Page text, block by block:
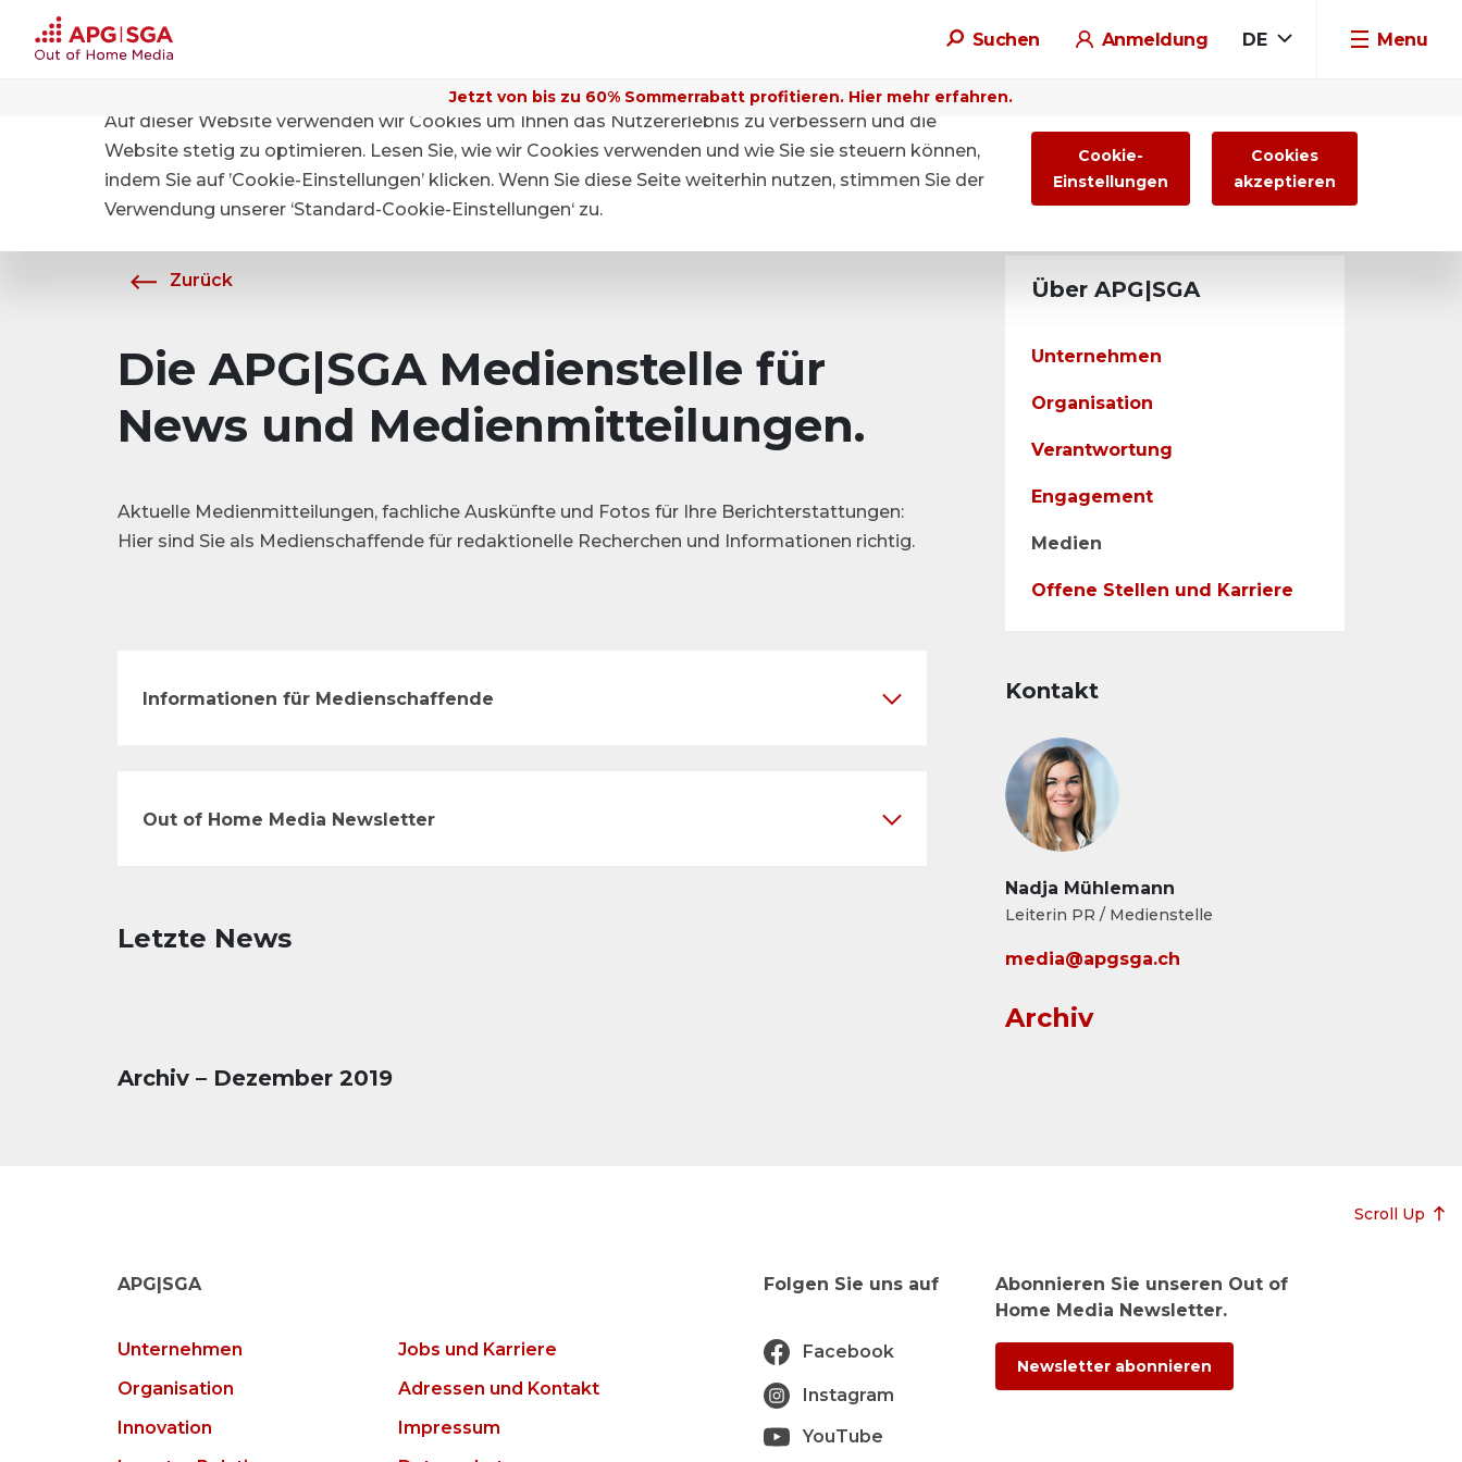
Suchen Anmeldung DE Menu
Jetzt von bis zu 60% Sommerrabatt profitieren. Hier mehr erfahren.
Über APG|SGA Medien
Zurück
Die APG|SGA Medienstelle für
News und Medienmitteilungen.
Aktuelle Medienmitteilungen, fachliche Auskünfte und Fotos für Ihre Berichterstattungen:
Hier sind Sie als Medienschaffende für redaktionelle Recherchen und Informationen richtig.
Informationen für Medienschaffende
Out of Home Media Newsletter
Letzte News
Archiv – Dezember 2019
Über APG|SGA
Unternehmen
Organisation
Verantwortung
Engagement
Medien
Offene Stellen und Karriere
Kontakt
Nadja Mühlemann
Leiterin PR / Medienstelle
media@apgsga.ch
Archiv
Scroll Up
APG|SGA
Unternehmen
Jobs und Karriere
Organisation
Adressen und Kontakt
Innovation
Impressum
Folgen Sie uns auf
Facebook
Instagram
YouTube
Abonnieren Sie unseren Out of
Home Media Newsletter.
Newsletter abonnieren
Auf dieser Website verwenden wir Cookies um Ihnen das Nutzererlebnis zu verbessern und die
Website stetig zu optimieren. Lesen Sie, wie wir Cookies verwenden und wie Sie sie steuern können,
indem Sie auf ’Cookie-Einstellungen’ klicken. Wenn Sie diese Seite weiterhin nutzen, stimmen Sie der
Verwendung unserer ‘Standard-Cookie-Einstellungen‘ zu.
Cookie-
Einstellungen
Cookies
akzeptieren